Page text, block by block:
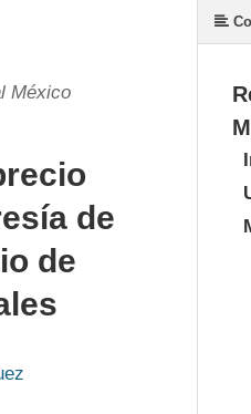
México
de
de